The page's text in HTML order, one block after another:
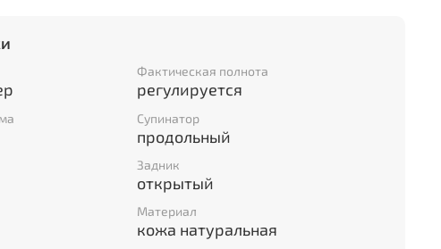
Фактическая полнота
регулируется
Супинатор
продольный
Задник
открытый
Материал
кожа натуральная